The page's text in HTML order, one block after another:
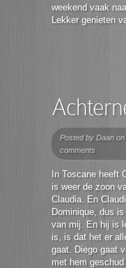
weekend vaak
Lekker genieten
Posted by Daan on
comments
In Toscane heeft
is weer de zoon
Claudia. En
Dominique, dus
van mij. En hij is
is, is dat het er
gaat. Diego gaat
met hem